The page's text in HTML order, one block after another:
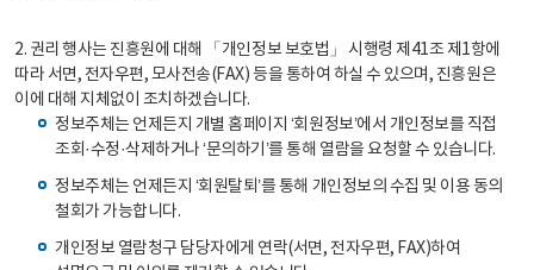
2. 권리 행사는 진흥원에 대해 「개인정보 보호법」 시행령 제41조 제1항에
따라 서면, 전자우편, 모사전송(FAX) 등을 통하여 하실 수 있으며, 진흥원은
이에 대해 지체없이 조치하겠습니다.
정보주체는 언제든지 개별 홈페이지 ‘회원정보’에서 개인정보를 직접
조회·수정·삭제하거나 ‘문의하기’를 통해 열람을 요청할 수 있습니다.
정보주체는 언제든지 ‘회원탈퇴’를 통해 개인정보의 수집 및 이용 동의
철회가 가능합니다.
개인정보 열람청구 담당자에게 연락(서면, 전자우편, FAX)하여